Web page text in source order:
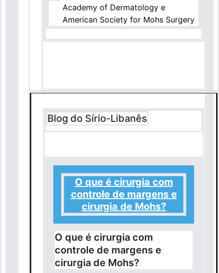
Academy of Dermatology e
American Society for Mohs Surgery
Blog do Sírio-Libanês
O que é cirurgia com
controle de margens e
cirurgia de Mohs?
O que é cirurgia com
controle de margens e
cirurgia de Mohs?